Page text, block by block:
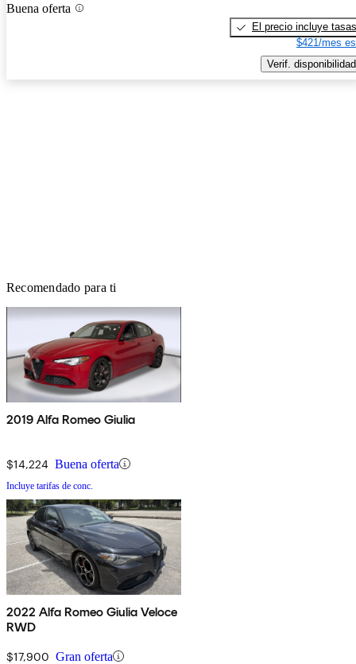
Buena oferta
El precio incluye tasas
$421/mes
Verif. disponibilidad
Recomendado para ti
2019 Alfa Romeo Giulia
$14,224 Buena oferta
Incluye tarifas de conc.
2022 Alfa Romeo Giulia Veloce
RWD
$17,900 Gran oferta